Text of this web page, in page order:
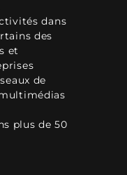
dans
des
et
de
plus de 50